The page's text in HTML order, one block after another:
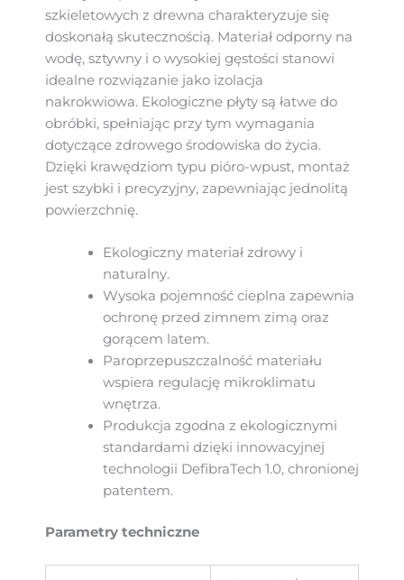
szkieletowych z drewna charakteryzuje się
doskonałą skutecznością. Materiał odporny na
wodę, sztywny i o wysokiej gęstości stanowi
idealne rozwiązanie jako izolacja
nakrokwiowa. Ekologiczne płyty są łatwe do
obróbki, spełniając przy tym wymagania
dotyczące zdrowego środowiska do życia.
Dzięki krawędziom typu pióro-wpust, montaż
jest szybki i precyzyjny, zapewniając jednolitą
powierzchnię.
Ekologiczny materiał zdrowy i
naturalny.
Wysoka pojemność cieplna zapewnia
ochronę przed zimnem zimą oraz
gorącem latem.
Paroprzepuszczalność materiału
wspiera regulację mikroklimatu
wnętrza.
Produkcja zgodna z ekologicznymi
standardami dzięki innowacyjnej
technologii DefibraTech 1.0, chronionej
patentem.
Parametry techniczne